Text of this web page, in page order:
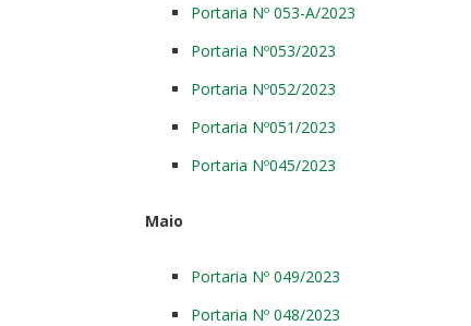
Portaria Nº 053-A/2023
Portaria Nº053/2023
Portaria Nº052/2023
Portaria Nº051/2023
Portaria Nº045/2023
Maio
Portaria Nº 049/2023
Portaria Nº 048/2023